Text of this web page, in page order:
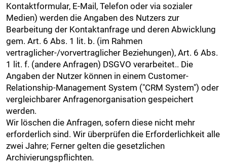
Kontaktformular, E-Mail, Telefon oder via sozialer
Medien) werden die Angaben des Nutzers zur
Bearbeitung der Kontaktanfrage und deren Abwicklung
gem. Art. 6 Abs. 1 lit. b. (im Rahmen
vertraglicher-/vorvertraglicher Beziehungen), Art. 6 Abs.
1 lit. f. (andere Anfragen) DSGVO verarbeitet.. Die
Angaben der Nutzer können in einem Customer-
Relationship-Management System ("CRM System") oder
vergleichbarer Anfragenorganisation gespeichert
werden.
Wir löschen die Anfragen, sofern diese nicht mehr
erforderlich sind. Wir überprüfen die Erforderlichkeit alle
zwei Jahre; Ferner gelten die gesetzlichen
Archivierungspflichten.